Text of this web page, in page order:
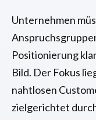
Unternehmen
Positionierung
Bild. Der Fokus
nahtlosen
zielgerichtet